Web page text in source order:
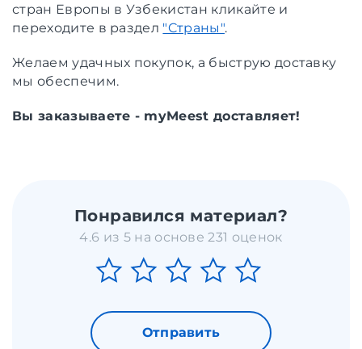
стран Европы в Узбекистан кликайте и
переходите в раздел "Cтраны".
Желаем удачных покупок, а быструю доставку
мы обеспечим.
Вы заказываете - myMeest доставляет!
Понравился материал?
4.6 из 5 на основе 231 оценок
Отправить